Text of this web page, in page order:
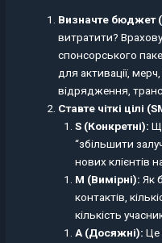
Визначте бюджет
витратити?
спонсорського
для активації,
відрядження,
Ставте чіткі цілі
S (Конкретні):
“збільшити
нових клієнтів
M (Вимірні): Як
контактів,
кількість
A (Досяжні): Це